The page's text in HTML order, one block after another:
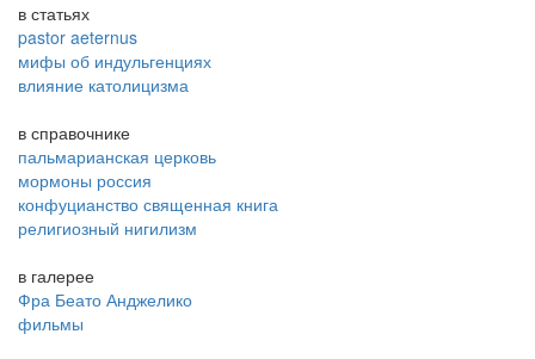
в статьях
pastor aeternus
мифы об индульгенциях
влияние католицизма
в справочнике
пальмарианская церковь
мормоны россия
конфуцианство священная книга
религиозный нигилизм
в галерее
Фра Беато Анджелико
фильмы